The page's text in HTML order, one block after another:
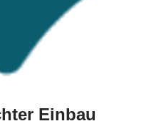
Einbau